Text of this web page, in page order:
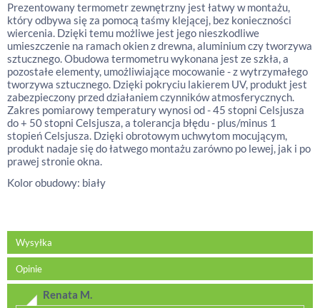
Prezentowany termometr zewnętrzny jest łatwy w montażu,
który odbywa się za pomocą taśmy klejącej, bez konieczności
wiercenia. Dzięki temu możliwe jest jego nieszkodliwe
umieszczenie na ramach okien z drewna, aluminium czy tworzywa
sztucznego. Obudowa termometru wykonana jest ze szkła, a
pozostałe elementy, umożliwiające mocowanie - z wytrzymałego
tworzywa sztucznego. Dzięki pokryciu lakierem UV, produkt jest
zabezpieczony przed działaniem czynników atmosferycznych.
Zakres pomiarowy temperatury wynosi od - 45 stopni Celsjusza
do + 50 stopni Celsjusza, a tolerancja błędu - plus/minus 1
stopień Celsjusza. Dzięki obrotowym uchwytom mocującym,
produkt nadaje się do łatwego montażu zarówno po lewej, jak i po
prawej stronie okna.
Kolor obudowy: biały
Wysyłka
Opinie
Renata M.